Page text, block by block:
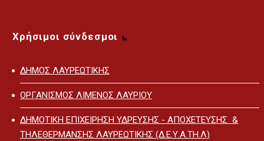
Χρήσιμοι σύνδεσμοι
ΔΗΜΟΣ ΛΑΥΡΕΩΤΙΚΗΣ
ΟΡΓΑΝΙΣΜΟΣ ΛΙΜΕΝΟΣ ΛΑΥΡΙΟΥ
ΔΗΜΟΤΙΚΗ ΕΠΙΧΕΙΡΗΣΗ ΥΔΡΕΥΣΗΣ - ΑΠΟΧΕΤΕΥΣΗΣ &
ΤΗΛΕΘΕΡΜΑΝΣΗΣ ΛΑΥΡΕΩΤΙΚΗΣ (Δ.Ε.Υ.Α.ΤΗ.Λ)